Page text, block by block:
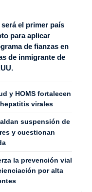
será el primer país
para aplicar
de fianzas en
de inmigrante de
y HOMS fortalecen
virales
suspensión de
y cuestionan
la prevención vial
por alta